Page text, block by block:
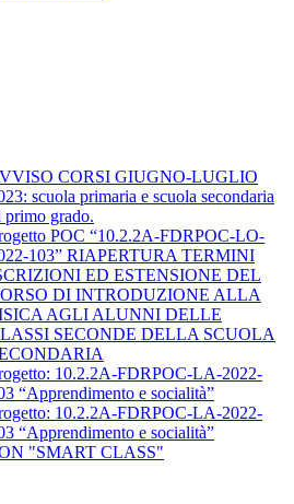
CORSI GIUGNO-LUGLIO
scuola primaria e scuola secondaria
primo grado.
POC “10.2.2A-FDRPOC-LO-
103” RIAPERTURA TERMINI
ED ESTENSIONE DEL
DI INTRODUZIONE ALLA
AGLI ALUNNI DELLE
SECONDE DELLA SCUOLA
10.2.2A-FDRPOC-LA-2022-
“Apprendimento e socialità”
10.2.2A-FDRPOC-LA-2022-
“Apprendimento e socialità”
"SMART CLASS"